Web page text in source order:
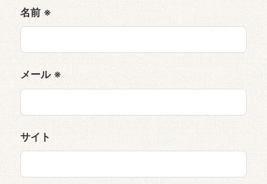
名前 ※
メール ※
サイト